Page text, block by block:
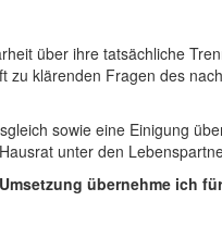
über ihre tatsächliche
klärenden Fragen des
sowie eine Einigung
unter den
übernehme ich